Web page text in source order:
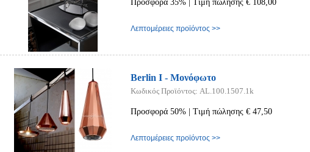
Προσφορά 35% | Τιμή πώλησης € 108,00
Λεπτομέρειες προϊόντος >>
Berlin I - Μονόφωτο
Κωδικός Προϊόντος: AL.100.1507.1k
Προσφορά 50% | Τιμή πώλησης € 47,50
Λεπτομέρειες προϊόντος >>